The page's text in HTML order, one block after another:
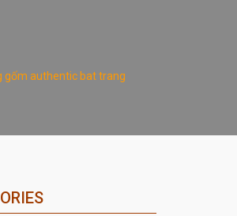
gốm authentic bat trang